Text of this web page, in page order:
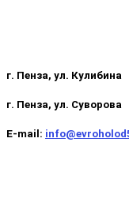
г. Пенза, ул. Кулибина
г. Пенза, ул. Суворова
E-mail: